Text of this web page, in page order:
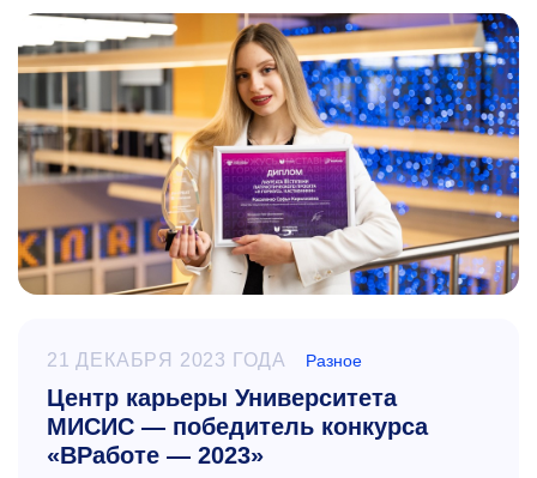
21 ДЕКАБРЯ 2023 ГОДА Разное
Центр карьеры Университета
МИСИС — победитель конкурса
«ВРаботе — 2023»